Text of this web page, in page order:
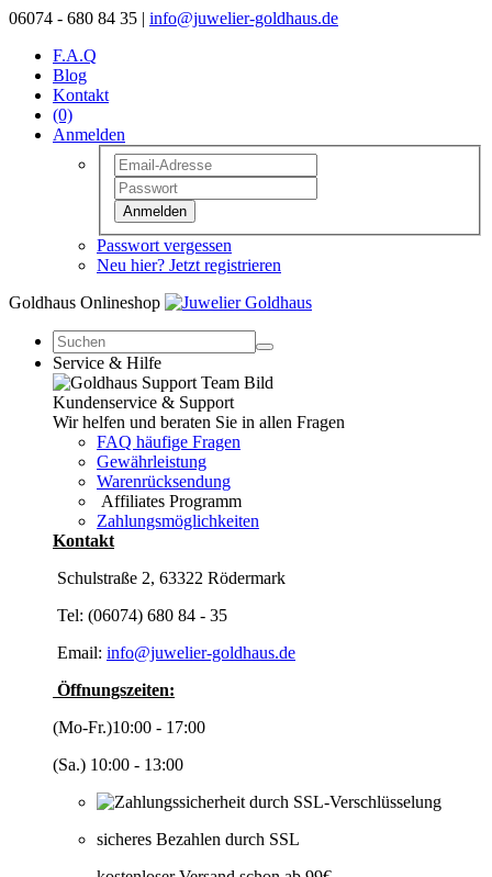
06074 - 680 84 35 | info@juwelier-goldhaus.de
F.A.Q
Blog
Kontakt
(0)
Anmelden
Anmelden
Passwort vergessen
Neu hier? Jetzt registrieren
Goldhaus Onlineshop
Service & Hilfe
Kundenservice & Support
Wir helfen und beraten Sie in allen Fragen
FAQ häufige Fragen
Gewährleistung
Warenrücksendung
Affiliates Programm
Zahlungsmöglichkeiten
Kontakt
Schulstraße 2, 63322 Rödermark
Tel: (06074) 680 84 - 35
Email: info@juwelier-goldhaus.de
Öffnungszeiten:
(Mo-Fr.)10:00 - 17:00
(Sa.) 10:00 - 13:00
sicheres Bezahlen durch SSL